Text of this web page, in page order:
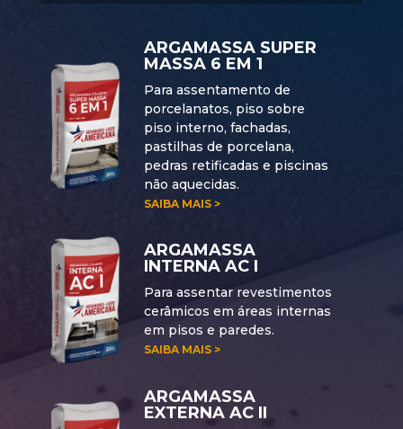
ARGAMASSA SUPER
MASSA 6 EM 1
Para assentamento de
porcelanatos, piso sobre
piso interno, fachadas,
pastilhas de porcelana,
pedras retificadas e piscinas
não aquecidas.
SAIBA MAIS >
ARGAMASSA
INTERNA AC I
Para assentar revestimentos
cerâmicos em áreas internas
em pisos e paredes.
SAIBA MAIS >
ARGAMASSA
EXTERNA AC II